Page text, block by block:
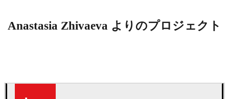
Anastasia Zhivaeva よりのプロジェクト